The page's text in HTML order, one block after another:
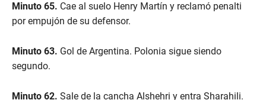
Minuto 65. Cae al suelo Henry Martín y reclamó penalti
por empujón de su defensor.
Minuto 63. Gol de Argentina. Polonia sigue siendo
segundo.
Minuto 62. Sale de la cancha Alshehri y entra Sharahili.